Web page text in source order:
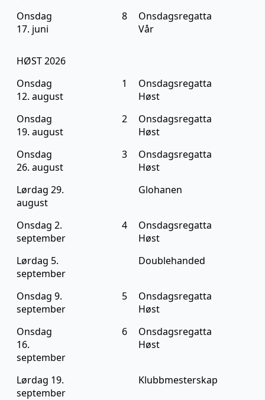
Onsdag
17. juni
8
Onsdagsregatta
Vår
HØST 2026
Onsdag
12. august
1
Onsdagsregatta
Høst
Onsdag
19. august
2
Onsdagsregatta
Høst
Onsdag
26. august
3
Onsdagsregatta
Høst
Lørdag 29.
august
Glohanen
Onsdag 2.
september
4
Onsdagsregatta
Høst
Lørdag 5.
september
Doublehanded
Onsdag 9.
september
5
Onsdagsregatta
Høst
Onsdag
16.
september
6
Onsdagsregatta
Høst
Lørdag 19.
september
Klubbmesterskap